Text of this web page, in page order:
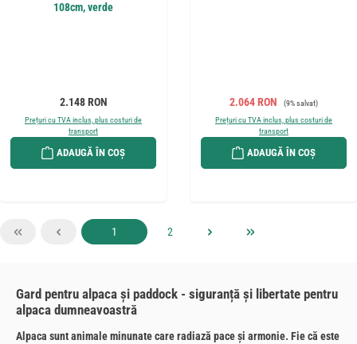
108cm, verde
Preț obișnuit:
2.148 RON
Prețuri cu TVA inclus, plus costuri de
transport
ADAUGĂ ÎN COȘ
Preț de vânzare:
2.064 RON Preț obișnuit:
(9% salvat)
Prețuri cu TVA inclus, plus costuri de
transport
ADAUGĂ ÎN COȘ
Pagina
1 Pagina
2
Gard pentru alpaca și paddock - siguranță și libertate pentru
alpaca dumneavoastră
Alpaca sunt animale minunate care radiază pace și armonie. Fie că este